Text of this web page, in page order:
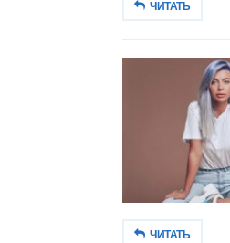
ЧИТАТЬ
ЧИТАТЬ